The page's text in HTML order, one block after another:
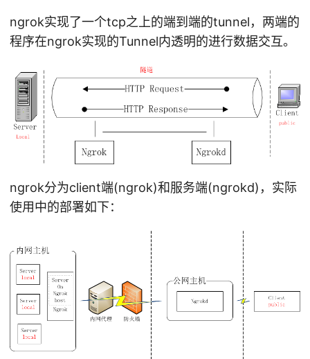
ngrok实现了一个tcp之上的端到端的tunnel，两端的
程序在ngrok实现的Tunnel内透明的进行数据交互。
ngrok分为client端(ngrok)和服务端(ngrokd)，实际
使用中的部署如下：